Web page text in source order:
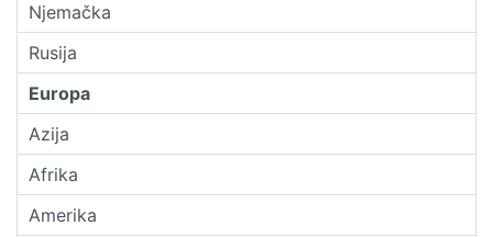
Njemačka
Rusija
Europa
Azija
Afrika
Amerika